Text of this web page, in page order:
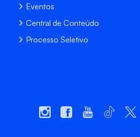
Eventos
Central de Conteúdo
Processo Seletivo